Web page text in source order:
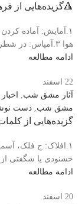
🔺️گزیده‌هایی از
هوا ۳.آمپاس: در شطرنج، مجبور کرد...
ادامه مطالعه
22 اسفند
آثار مشق شب
مشق شب دست
️گزیده‌هایی از
خشنودی یا شگفتی
ادامه مطالعه
20 اسفند